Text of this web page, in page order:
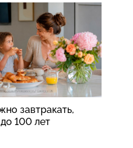
завтракать,
100 лет